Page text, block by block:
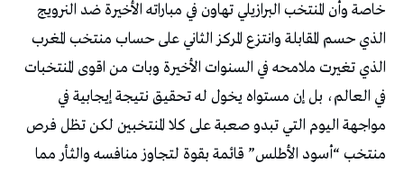
خاصة وأن المنتخب البرازيلي تهاون في مباراته الأخيرة ضد النرويج
الذي حسم المقابلة وانتزع المركز الثاني على حساب منتخب المغرب
الذي تغيرت ملامحه في السنوات الأخيرة وبات من اقوى المنتخبات
في العالم، بل إن مستواه يخول له تحقيق نتيجة إيجابية في
مواجهة اليوم التي تبدو صعبة على كلا المنتخبين لكن تظل فرص
منتخب “أسود الأطلس” قائمة بقوة لتجاوز منافسه والثأر مما